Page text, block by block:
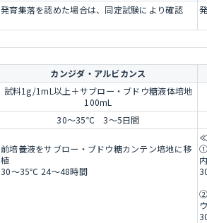
発育集落を認めた場合は、同定試験により確認
カンジダ・アルビカンス
試料1g/1mL以上＋サブロー・ブドウ糖液体培地
100mL
30～35℃ 3～5日間
前培養液をサブロー・ブドウ糖カンテン培地に移
植
30～35℃ 24～48時間
①
②